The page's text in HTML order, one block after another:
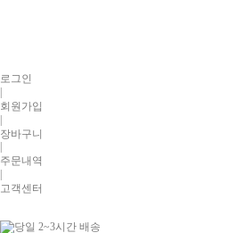
로그인
|
회원가입
|
장바구니
주문내역
고객센터